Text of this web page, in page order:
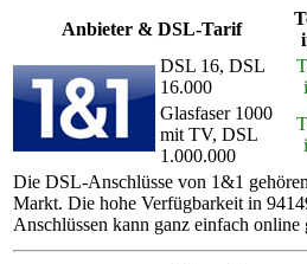
Anbieter & DSL-Tarif
DSL 16, DSL
16.000
Glasfaser 1000
mit TV, DSL
1.000.000
Die DSL-Anschlüsse von 1&1
Markt. Die hohe Verfügbarkeit in
Anschlüssen kann ganz einfach online